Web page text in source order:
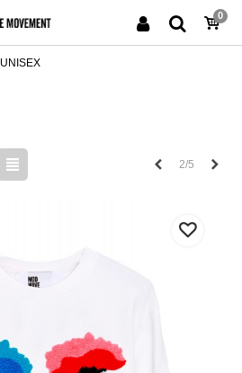
0
UNISEX
Anterior
2/5